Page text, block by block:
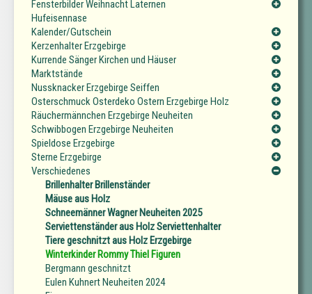
Fensterbilder Weihnacht Laternen
Hufeisennase
Kalender/Gutschein
Kerzenhalter Erzgebirge
Kurrende Sänger Kirchen und Häuser
Marktstände
Nussknacker Erzgebirge Seiffen
Osterschmuck Osterdeko Ostern Erzgebirge Holz
Räuchermännchen Erzgebirge Neuheiten
Schwibbogen Erzgebirge Neuheiten
Spieldose Erzgebirge
Sterne Erzgebirge
Verschiedenes
Brillenhalter Brillenständer
Mäuse aus Holz
Schneemänner Wagner Neuheiten 2025
Serviettenständer aus Holz Serviettenhalter
Tiere geschnitzt aus Holz Erzgebirge
Winterkinder Rommy Thiel Figuren
Bergmann geschnitzt
Eulen Kuhnert Neuheiten 2024